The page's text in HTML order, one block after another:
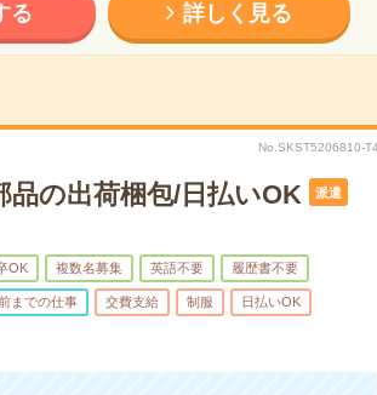
る 詳しく見る
No.SKST5206810-T4
品の出荷梱包/日払いOK 派遣
OK 複数名募集 英語不要 履歴書不要
までの仕事 交費支給 制服 日払いOK